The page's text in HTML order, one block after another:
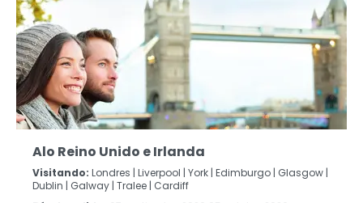
Alo Reino Unido e Irlanda
Visitando: Londres | Liverpool | York | Edimburgo | Glasgow |
Dublin | Galway | Tralee | Cardiff